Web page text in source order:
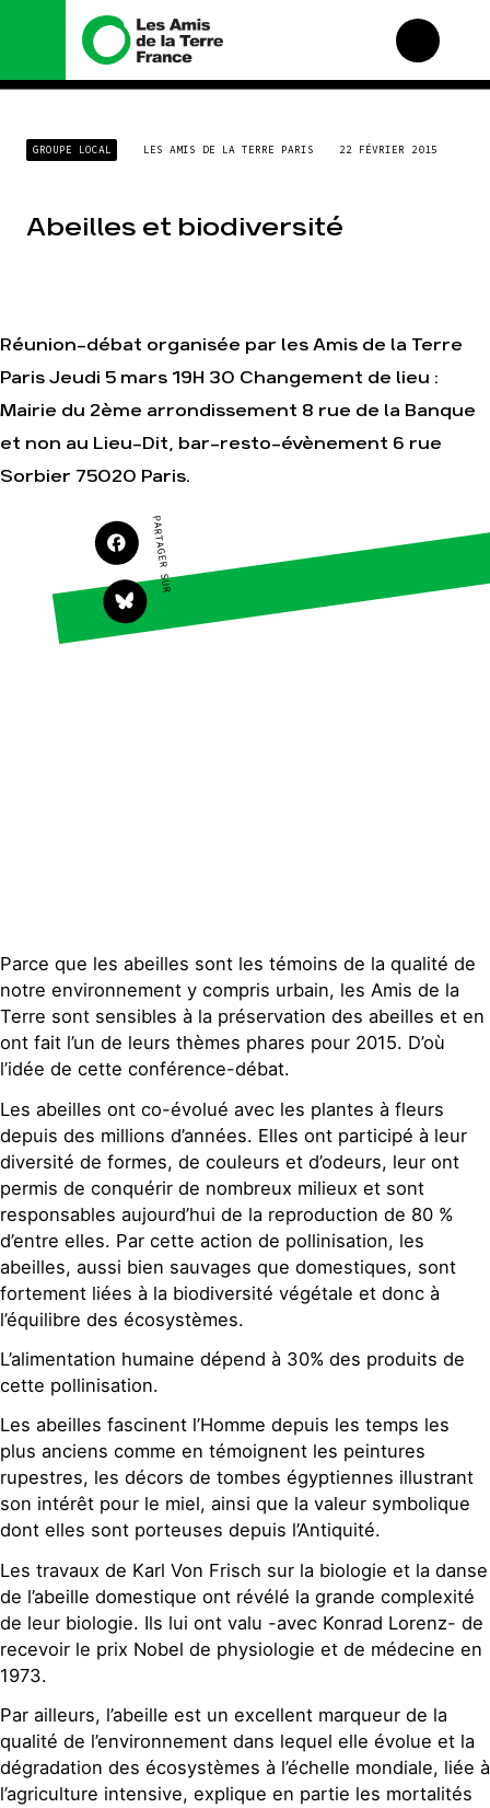
Nous connaître
Histoire
Missions et méthodes
Le réseau dans le
monde
Nos alliés
Je soutiens les Amis de
Nos campagnes
Gaz « naturel », le
grand enfumage
Nos autres campagnes
Faire un don
S'engager sur le terrain
Agir au quotidien
Soutenir les campagnes
Surproduction
GROUPE LOCAL LES AMIS DE LA TERRE PARIS 22 FÉVRIER 2015
Abeilles et biodiversité
Réunion-débat organisée par les Amis de la Terre
Paris Jeudi 5 mars 19H 30 Changement de lieu :
Mairie du 2ème arrondissement 8 rue de la Banque
et non au Lieu-Dit, bar-resto-évènement 6 rue
Sorbier 75020 Paris.
PARTAGER SUR
Parce que les abeilles sont les témoins de la qualité de
notre environnement y compris urbain, les Amis de la
Terre sont sensibles à la préservation des abeilles et en
ont fait l’un de leurs thèmes phares pour 2015. D’où
l’idée de cette conférence-débat.
Les abeilles ont co-évolué avec les plantes à fleurs
depuis des millions d’années. Elles ont participé à leur
diversité de formes, de couleurs et d’odeurs, leur ont
permis de conquérir de nombreux milieux et sont
responsables aujourd’hui de la reproduction de 80 %
d’entre elles. Par cette action de pollinisation, les
abeilles, aussi bien sauvages que domestiques, sont
fortement liées à la biodiversité végétale et donc à
l’équilibre des écosystèmes.
L’alimentation humaine dépend à 30% des produits de
cette pollinisation.
Les abeilles fascinent l’Homme depuis les temps les
plus anciens comme en témoignent les peintures
rupestres, les décors de tombes égyptiennes illustrant
son intérêt pour le miel, ainsi que la valeur symbolique
dont elles sont porteuses depuis l’Antiquité.
Les travaux de Karl Von Frisch sur la biologie et la danse
de l’abeille domestique ont révélé la grande complexité
de leur biologie. Ils lui ont valu -avec Konrad Lorenz- de
recevoir le prix Nobel de physiologie et de médecine en
1973.
Par ailleurs, l’abeille est un excellent marqueur de la
qualité de l’environnement dans lequel elle évolue et la
dégradation des écosystèmes à l’échelle mondiale, liée à
l’agriculture intensive, explique en partie les mortalités